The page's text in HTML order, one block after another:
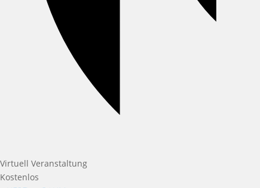
Virtuell Veranstaltung
Kostenlos